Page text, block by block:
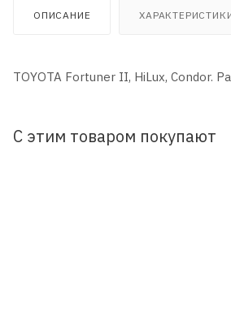
ОПИСАНИЕ
TOYOTA Fortuner II, HiLux, Condor.
С этим товаром покупают